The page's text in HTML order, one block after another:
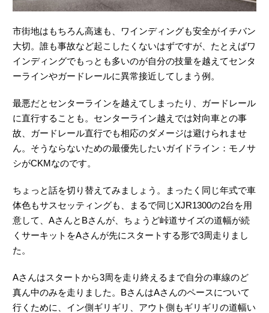
市街地はもちろん高速も、ワインディングも安全がイチバン
大切。誰も事故など起こしたくないはずですが、たとえばワ
インディングでもっとも多いのが自分の技量を越えてセンタ
ーラインやガードレールに異常接近してしまう例。
最悪だとセンターラインを越えてしまったり、ガードレール
に直行することも。センターライン越えでは対向車との事
故、ガードレール直行でも相応のダメージは避けられませ
ん。そうならないための最優先したいガイドライン：モノサ
シがCKMなのです。
ちょっと話を切り替えてみましょう。まったく同じ年式で車
体色もサスセッティングも、まるで同じXJR1300の2台を用
意して、AさんとBさんが、ちょうど峠道サイズの道幅が続
くサーキットをAさんが先にスタートする形で3周走りまし
た。
Aさんはスタートから3周を走り終えるまで自分の車線のど
真ん中のみを走りました。BさんはAさんのペースについて
行くために、イン側ギリギリ、アウト側もギリギリの道幅い